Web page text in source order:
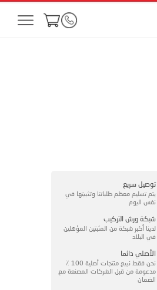
توصيل سريع
يتم تسليم معظم طلباتنا وتثبيتها في
نفس اليوم
شبكة ورش التركيب
لدينا أكبر شبكة من المثبتين المؤهلين
في البلاد
الأصلي دائما
نحن فقط نبيع منتجات أصلية 100 ٪
مدعومة من قبل الشركات المصنعة مع
الضمان